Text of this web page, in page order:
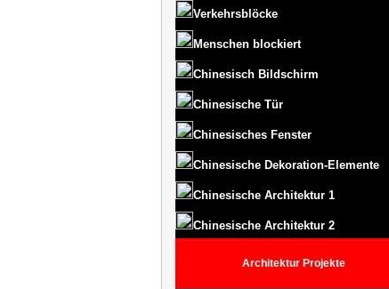
Verkehrsblöcke
Menschen blockiert
Chinesisch Bildschirm
Chinesische Tür
Chinesisches Fenster
Chinesische Dekoration-Elemente
Chinesische Architektur 1
Chinesische Architektur 2
Architektur Projekte